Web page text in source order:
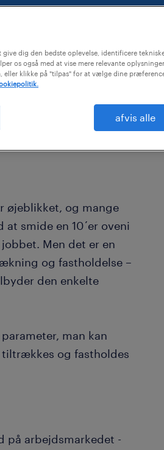
øjeblikket, og mange
smide en 10´er oveni
Men det er en
og fastholdelse –
den enkelte
man kan
tiltrækkes og fastholdes
på arbejdsmarkedet -
give dig den bedste oplevelse, identificere
os også med at vise mere relevante
eller klikke på "tilpas" for at vælge dine
afvis alle